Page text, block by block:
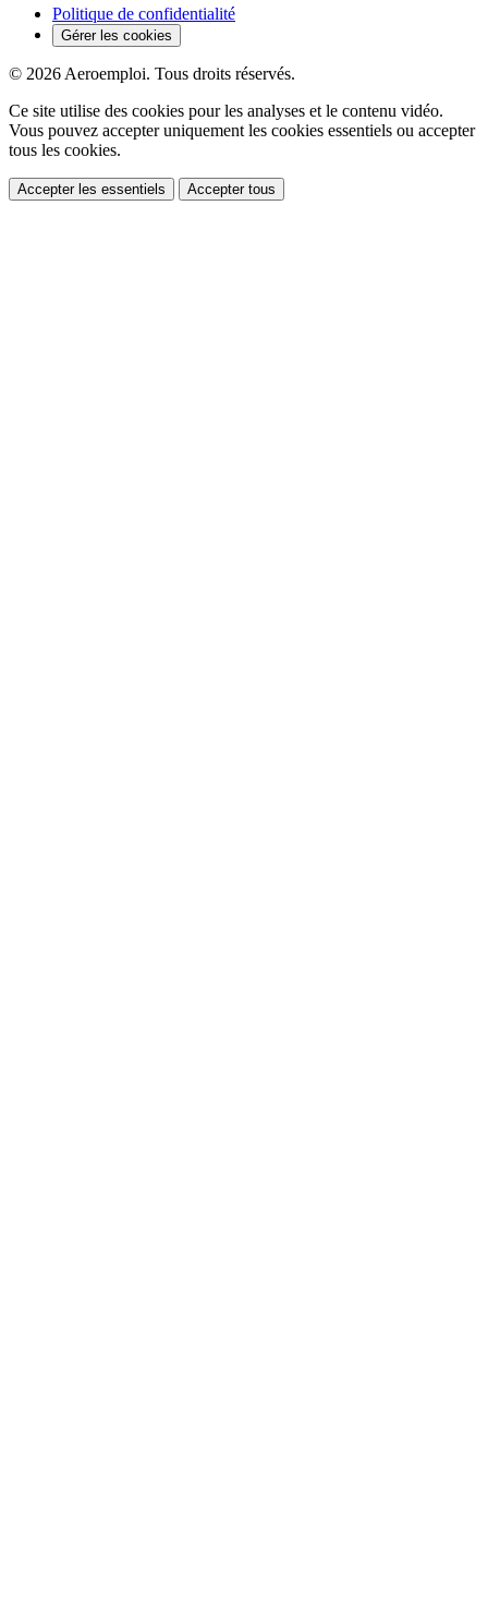
Politique de confidentialité
Gérer les cookies
© 2026 Aeroemploi. Tous droits réservés.
Ce site utilise des cookies pour les analyses et le contenu vidéo.
Vous pouvez accepter uniquement les cookies essentiels ou accepter
tous les cookies.
Accepter les essentiels Accepter tous